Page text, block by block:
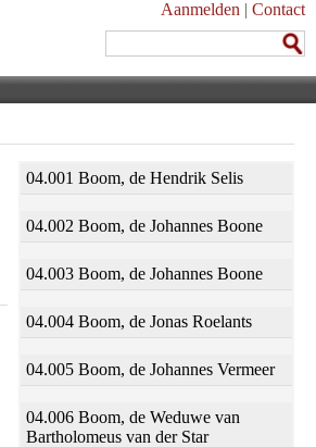
Aanmelden | Contact
04.001 Boom, de Hendrik Selis
04.002 Boom, de Johannes Boone
04.003 Boom, de Johannes Boone
04.004 Boom, de Jonas Roelants
04.005 Boom, de Johannes Vermeer
04.006 Boom, de Weduwe van
Bartholomeus van der Star